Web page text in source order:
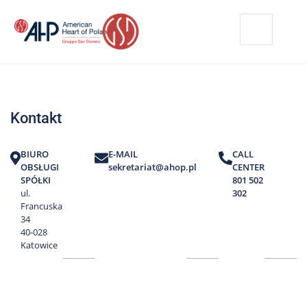
treści
Strefa
Edukacja
Pacjenta
O
nas
Marki
Kontakt
BIURO
OBSŁUGI
SPÓŁKI
ul.
Francuska
34
40-028
Katowice
E-MAIL
sekretariat@ahop.pl
CALL
CENTER
801 502
302